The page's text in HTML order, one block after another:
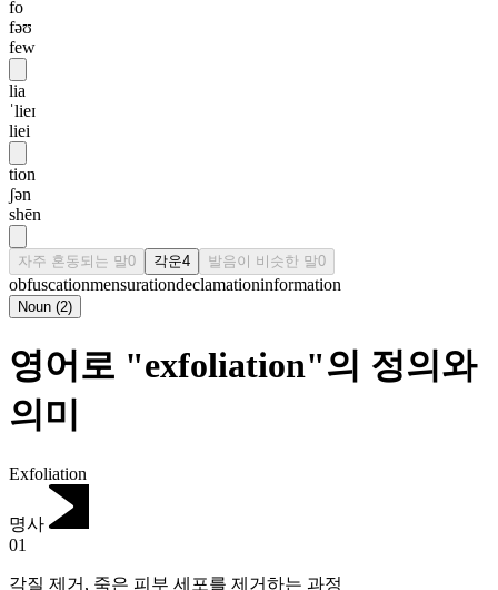
fo
fəʊ
few
lia
ˈlieɪ
liei
tion
ʃən
shēn
자주 혼동되는 말0 각운4 발음이 비슷한 말0
obfuscationmensurationdeclamationinformation
Noun (2)
영어로 "exfoliation"의 정의와
의미
Exfoliation
명사
01
각질 제거 , 죽은 피부 세포를 제거하는 과정